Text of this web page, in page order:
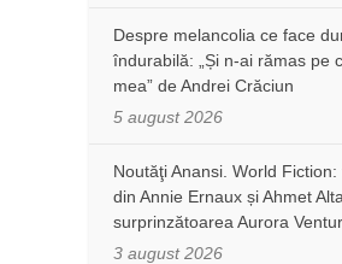
Despre melancolia ce face
îndurabilă: „Și n-ai rămas pe
mea” de Andrei Crăciun
5 august 2026
Noutăţi Anansi. World
din Annie Ernaux și Ahmet
surprinzătoarea Aurora
3 august 2026